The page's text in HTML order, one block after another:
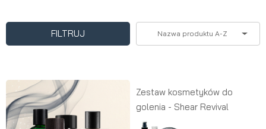
FILTRUJ Nazwa produktu A-Z
Zestaw kosmetyków do
golenia - Shear Revival